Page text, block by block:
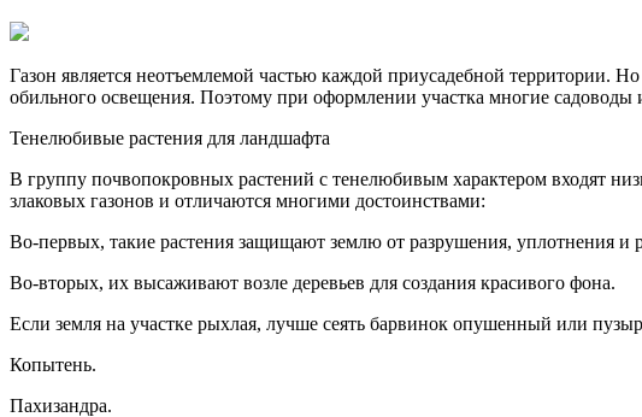
Газон является неотъемлемой частью каждой приусадебной территории.
обильного освещения. Поэтому при оформлении участка многие садоводы
Тенелюбивые растения для ландшафта
В группу почвопокровных растений с тенелюбивым характером входят
злаковых газонов и отличаются многими достоинствами:
Во-первых, такие растения защищают землю от разрушения, уплотнения и
Во-вторых, их высаживают возле деревьев для создания красивого фона.
Если земля на участке рыхлая, лучше сеять барвинок опушенный или
Копытень.
Пахизандра.